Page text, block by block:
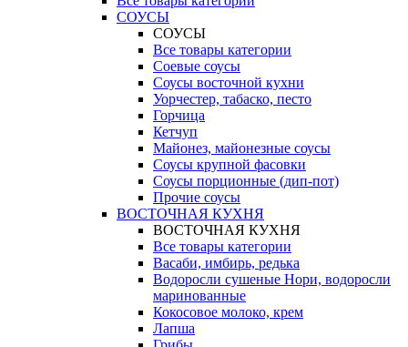
СОУСЫ
СОУСЫ
Все товары категории
Соевые соусы
Соусы восточной кухни
Уорчестер, табаско, песто
Горчица
Кетчуп
Майонез, майонезные соусы
Соусы крупной фасовки
Соусы порционные (дип-пот)
Прочие соусы
ВОСТОЧНАЯ КУХНЯ
ВОСТОЧНАЯ КУХНЯ
Все товары категории
Васаби, имбирь, редька
Водоросли сушеные Нори, водоросли
маринованные
Кокосовое молоко, крем
Лапша